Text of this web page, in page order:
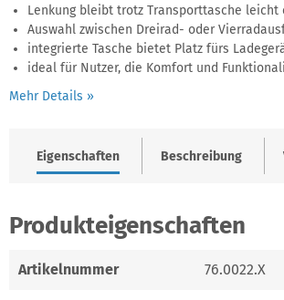
Lenkung bleibt trotz Transporttasche leicht
Auswahl zwischen Dreirad- oder
integrierte Tasche bietet Platz fürs
ideal für Nutzer, die Komfort und
Mehr Details »
Eigenschaften Beschreibung
Produkteigenschaften
Artikelnummer 76.0022.X